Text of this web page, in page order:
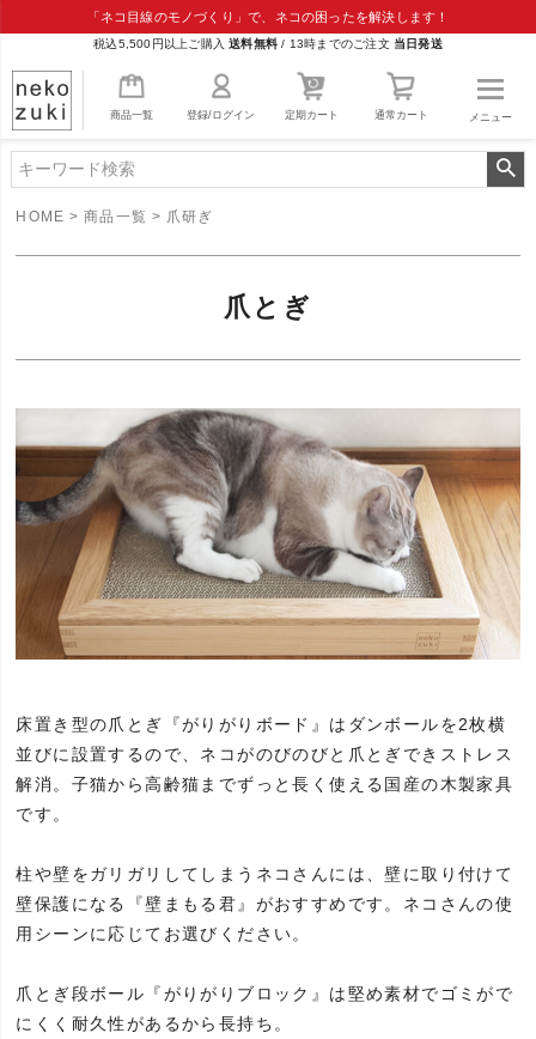
「ネコ目線のモノづくり」で、ネコの困ったを解決します！
税込5,500円以上ご購入送料無料 / 13時までのご注文 当日発送
商品一覧 登録/ログイン 定期カート 通常カート メニュー
HOME 商品一覧 爪研ぎ
爪とぎ
床置き型の爪とぎ『がりがりボード』はダンボールを2枚横
並びに設置するので、ネコがのびのびと爪とぎできストレス
解消。子猫から高齢猫までずっと長く使える国産の木製家具
です。
柱や壁をガリガリしてしまうネコさんには、壁に取り付けて
壁保護になる『壁まもる君』がおすすめです。ネコさんの使
用シーンに応じてお選びください。
爪とぎ段ボール『がりがりブロック』は堅め素材でゴミがで
にくく耐久性があるから長持ち。